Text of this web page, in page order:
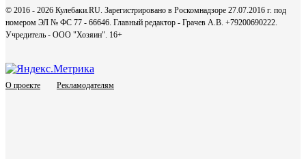
© 2016 - 2026 Кулебаки.RU. Зарегистрировано в Роскомнадзоре 27.07.2016 г. под
номером ЭЛ № ФС 77 - 66646. Главный редактор - Грачев А.В. +79200690222.
Учредитель - ООО "Хозяин". 16+
О проекте Рекламодателям